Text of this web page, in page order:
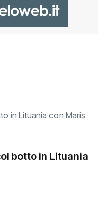
botto in Lituania